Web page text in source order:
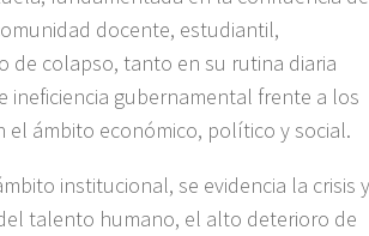
docente, estudiantil,
de colapso, tanto en su rutina diaria
gubernamental frente a los
ámbito económico, político y social.
institucional, se evidencia la crisis y
talento humano, el alto deterioro de